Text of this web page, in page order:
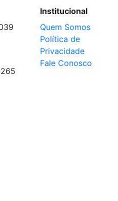
Institucional
Quem Somos
Política de
Privacidade
Fale Conosco